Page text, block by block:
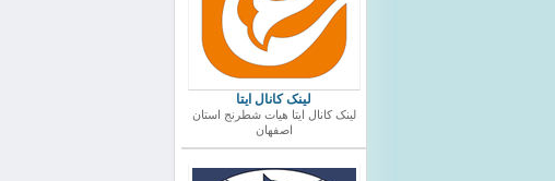
لینک کانال ایتا
لینک کانال ایتا هیات شطرنج استان
اصفهان